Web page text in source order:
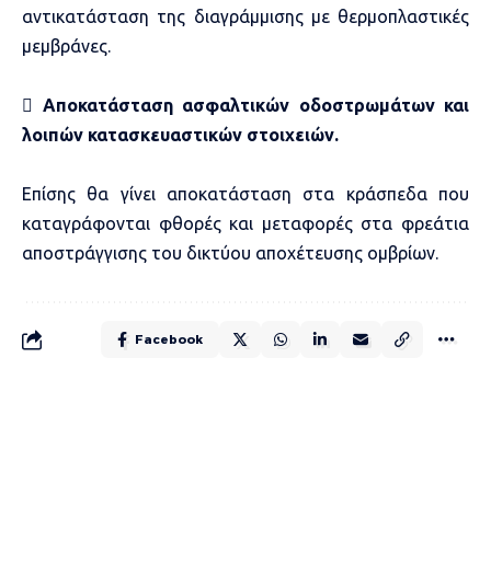
αντικατάσταση της διαγράμμισης με θερμοπλαστικές
μεμβράνες.
 Αποκατάσταση ασφαλτικών οδοστρωμάτων και
λοιπών κατασκευαστικών στοιχειών.
Επίσης θα γίνει αποκατάσταση στα κράσπεδα που
καταγράφονται φθορές και μεταφορές στα φρεάτια
αποστράγγισης του δικτύου αποχέτευσης ομβρίων.
Facebook